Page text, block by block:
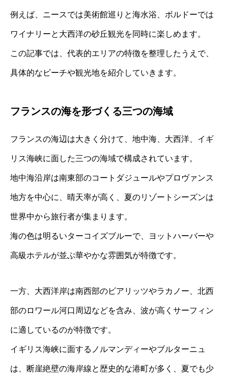
例えば、ニースでは美術館巡りと海水浴、ボルドーでは
ワイナリーと大西洋の砂丘観光を同時に楽しめます。
この記事では、代表的エリアの特徴を整理したうえで、
具体的なビーチや観光地を紹介していきます。
フランスの海を形づくる三つの海域
フランスの海辺は大きく分けて、地中海、大西洋、イギ
リス海峡に面した三つの海域で構成されています。
地中海沿岸は南東部のコートダジュールやプロヴァンス
地方を中心に、晴天率が高く、夏のリゾートシーズンは
世界中から旅行者が集まります。
海の色は明るいターコイズブルーで、ヨットハーバーや
高級ホテルが並ぶ華やかな雰囲気が特徴です。
一方、大西洋岸は南西部のビアリッツやラカノー、北西
部のロワール河口周辺などを含み、波が高くサーフィン
に適しているのが特徴です。
イギリス海峡に面するノルマンディーやブルターニュ
は、断崖絶壁の海岸線と歴史的な港町が多く、夏でも少